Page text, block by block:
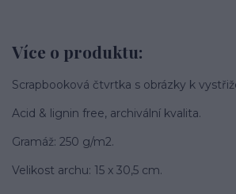
Více o produktu:
Scrapbooková čtvrtka s obrázky k
Acid & lignin free, archivální kvalita.
Gramáž: 250 g/m2.
Velikost archu: 15 x 30,5 cm.